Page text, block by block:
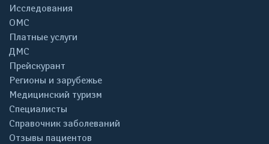
Исследования
ОМС
Платные услуги
ДМС
Прейскурант
Регионы и зарубежье
Медицинский туризм
Специалисты
Справочник заболеваний
Отзывы пациентов